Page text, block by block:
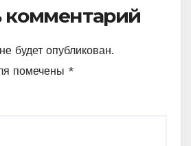
комментарий
будет опубликован.
помечены *